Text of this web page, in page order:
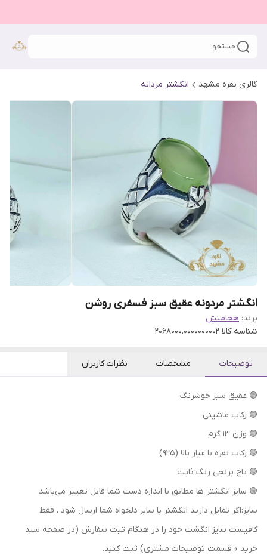
جستجو
گالری نقره مشهد انگشتر مردانه
انگشتر مردونه عقیق سبز فسفری روشن
برند: هخامنش
شناسه کالا 2068000.0000000002
توضیحات مشخصات نظرات کاربران
🟢 عقیق سبز خوشرنگ
🟢 رکاب ماشینی
🟢 وزن 13 گرم
🟢 رکاب نقره با عیار بالا (۹۲۵)
🟢 تاج برنجی رنگ ثابت
🟢 سایز انگشتر ها مطابق با اندازه دست شما قابل تغییر می‌باشد
سایز:اگر تمایل دارید انگشتر با سایز دلخواه شما ارسال شود ، فقط
کافیست سایز انگشت خود را در هنگام ثبت سفارش (در صفحه سبد
خرید » قسمت توضیحات مشتری) ثبت کنید.